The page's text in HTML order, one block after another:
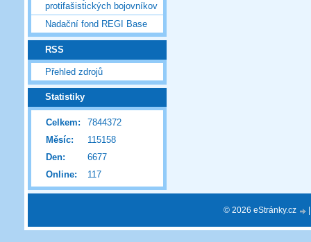
protifašistických bojovníkov
Nadační fond REGI Base
RSS
Přehled zdrojů
Statistiky
Online: 117
Celkem:
7844372
Měsíc:
115158
Den:
6677
© 2026 eStránky.cz